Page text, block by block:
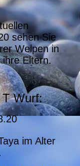
sehen Sie
Welpen in
Eltern.
T Wurf:
im Alter